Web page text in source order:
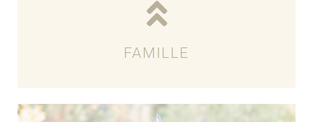
FAMILLE
Voir les tarifs